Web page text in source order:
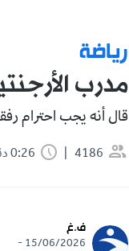
رياضة
مدرب
قال أنه يجب احترام
4186
ف.غ
15/06/2026 -